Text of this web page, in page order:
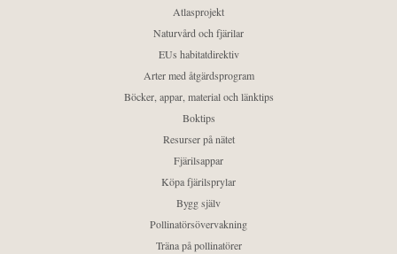
Atlasprojekt
Naturvård och fjärilar
EUs habitatdirektiv
Arter med åtgärdsprogram
Böcker, appar, material och länktips
Boktips
Resurser på nätet
Fjärilsappar
Köpa fjärilsprylar
Bygg själv
Pollinatörsövervakning
Träna på pollinatörer